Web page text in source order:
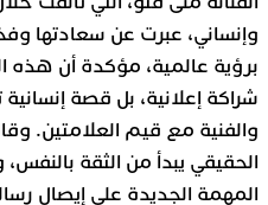
وإنساني، عبرت عن سعادتها
برؤية عالمية، مؤكدة أن هذه
شراكة إعلانية، بل قصة
والفنية مع قيم العلامتين.
الحقيقي يبدأ من الثقة
المهمة الجديدة على إيصال